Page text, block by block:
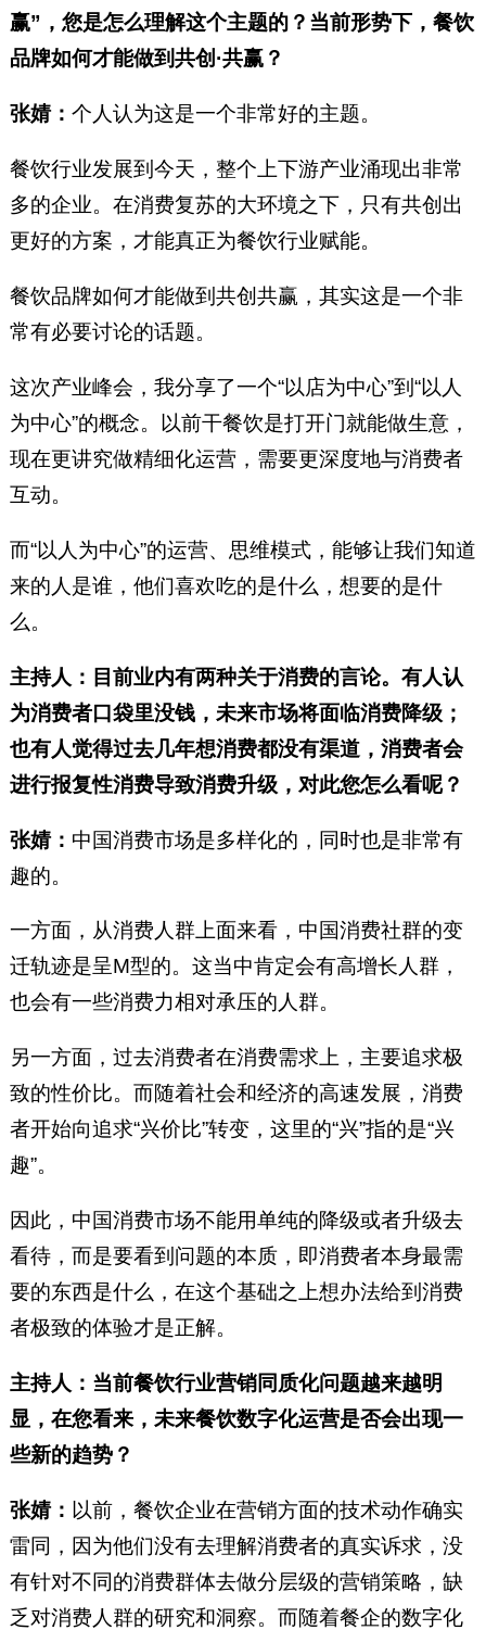
赢”，您是怎么理解这个主题的？当前形势下，餐饮
品牌如何才能做到共创·共赢？
张婧： 个人认为这是一个非常好的主题。
餐饮行业发展到今天，整个上下游产业涌现出非常
多的企业。在消费复苏的大环境之下，只有共创出
更好的方案，才能真正为餐饮行业赋能。
餐饮品牌如何才能做到共创共赢，其实这是一个非
常有必要讨论的话题。
这次产业峰会，我分享了一个“以店为中心”到“以人
为中心”的概念。以前干餐饮是打开门就能做生意，
现在更讲究做精细化运营，需要更深度地与消费者
互动。
而“以人为中心”的运营、思维模式，能够让我们知道
来的人是谁，他们喜欢吃的是什么，想要的是什
么。
主持人：目前业内有两种关于消费的言论。有人认
为消费者口袋里没钱，未来市场将面临消费降级；
也有人觉得过去几年想消费都没有渠道，消费者会
进行报复性消费导致消费升级，对此您怎么看呢？
张婧： 中国消费市场是多样化的，同时也是非常有
趣的。
一方面，从消费人群上面来看，中国消费社群的变
迁轨迹是呈M型的。这当中肯定会有高增长人群，
也会有一些消费力相对承压的人群。
另一方面，过去消费者在消费需求上，主要追求极
致的性价比。而随着社会和经济的高速发展，消费
者开始向追求“兴价比”转变，这里的“兴”指的是“兴
趣”。
因此，中国消费市场不能用单纯的降级或者升级去
看待，而是要看到问题的本质，即消费者本身最需
要的东西是什么，在这个基础之上想办法给到消费
者极致的体验才是正解。
主持人：当前餐饮行业营销同质化问题越来越明
显，在您看来，未来餐饮数字化运营是否会出现一
些新的趋势？
张婧： 以前，餐饮企业在营销方面的技术动作确实
雷同，因为他们没有去理解消费者的真实诉求，没
有针对不同的消费群体去做分层级的营销策略，缺
乏对消费人群的研究和洞察。而随着餐企的数字化